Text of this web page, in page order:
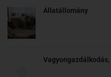
Állatállomány